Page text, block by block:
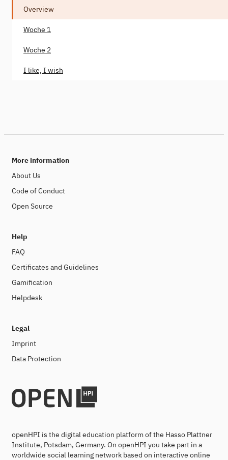
Overview
Woche 1
Woche 2
I like, I wish
More information
About Us
Code of Conduct
Open Source
Help
FAQ
Certificates and Guidelines
Gamification
Helpdesk
Legal
Imprint
Data Protection
openHPI is the digital education platform of the Hasso Plattner
Institute, Potsdam, Germany. On openHPI you take part in a
worldwide social learning network based on interactive online